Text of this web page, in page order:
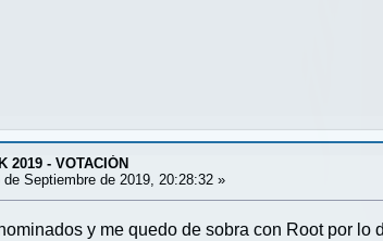
2019 - VOTACIÓN
de Septiembre de 2019, 20:28:32 »
y me quedo de sobra con Root por